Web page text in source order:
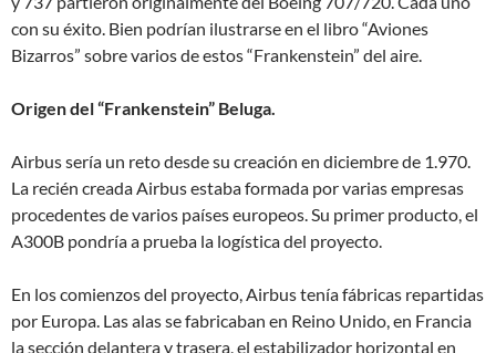
con su éxito. Bien podrían ilustrarse en el libro “Aviones
Bizarros” sobre varios de estos “Frankenstein” del aire.
Origen del “Frankenstein” Beluga.
Airbus sería un reto desde su creación en diciembre de 1.970.
La recién creada Airbus estaba formada por varias empresas
procedentes de varios países europeos. Su primer producto, el
A300B pondría a prueba la logística del proyecto.
En los comienzos del proyecto, Airbus tenía fábricas repartidas
por Europa. Las alas se fabricaban en Reino Unido, en Francia
la sección delantera y trasera, el estabilizador horizontal en